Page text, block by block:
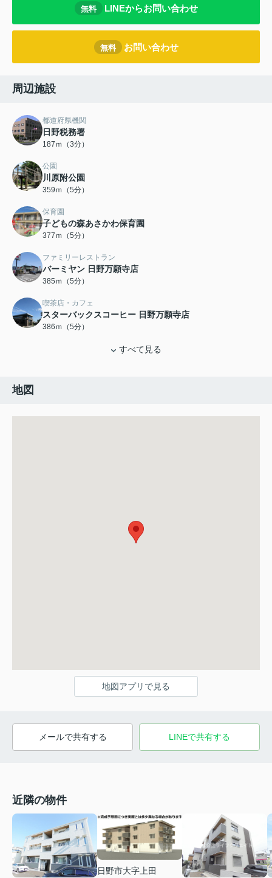
無料 LINEからお問い合わせ
無料 お問い合わせ
周辺施設
都道府県機関
日野税務署
187ｍ（3分）
公園
川原附公園
359ｍ（5分）
保育園
子どもの森あさかわ保育園
377ｍ（5分）
ファミリーレストラン
バーミヤン 日野万願寺店
385ｍ（5分）
喫茶店・カフェ
スターバックスコーヒー 日野万願寺店
386ｍ（5分）
すべて見る
地図
地図アプリで見る
メールで共有する LINEで共有する
近隣の物件
日野市大字上田